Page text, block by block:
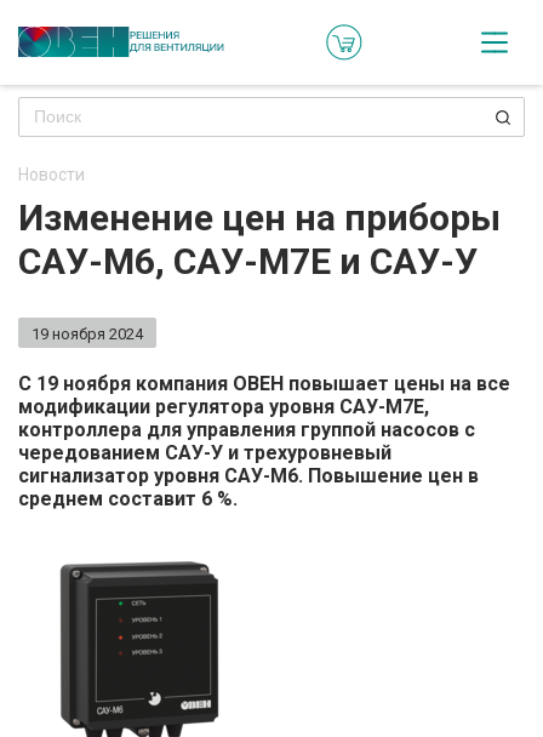
Новости
Изменение цен на приборы
САУ-М6, САУ-М7Е и САУ-У
19 ноября 2024
С 19 ноября компания ОВЕН повышает цены на все
модификации регулятора уровня САУ-М7Е,
контроллера для управления группой насосов с
чередованием САУ-У и трехуровневый
сигнализатор уровня САУ-М6. Повышение цен в
среднем составит 6 %.